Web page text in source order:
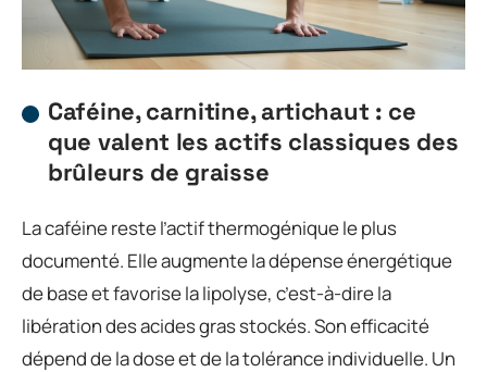
Caféine, carnitine, artichaut : ce
que valent les actifs classiques des
brûleurs de graisse
La caféine reste l’actif thermogénique le plus
documenté. Elle augmente la dépense énergétique
de base et favorise la lipolyse, c’est-à-dire la
libération des acides gras stockés. Son efficacité
dépend de la dose et de la tolérance individuelle. Un